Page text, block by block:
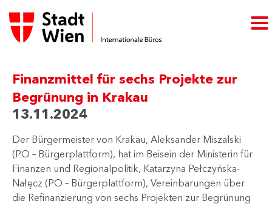
Finanzmittel für sechs Projekte zur
Begrünung in Krakau
13.11.2024
Der Bürgermeister von Krakau, Aleksander Miszalski
(PO – Bürgerplattform), hat im Beisein der Ministerin für
Finanzen und Regionalpolitik, Katarzyna Pełczyńska-
Nałęcz (PO – Bürgerplattform), Vereinbarungen über
die Refinanzierung von sechs Projekten zur Begrünung